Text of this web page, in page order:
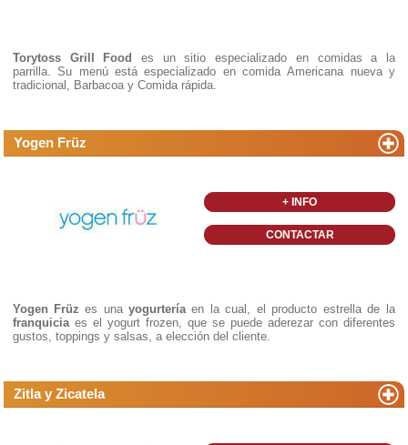
Torytoss Grill Food
es un sitio especializado en comidas a la
parrilla. Su menú está especializado en comida Americana nueva y
tradicional, Barbacoa y Comida rápida.
Yogen Früz
+ INFO
CONTACTAR
Yogen Früz es una yogurtería en la cual, el producto estrella de la
franquicia es el yogurt frozen, que se puede aderezar con diferentes
gustos, toppings y salsas, a elección del cliente.
Zitla y Zicatela